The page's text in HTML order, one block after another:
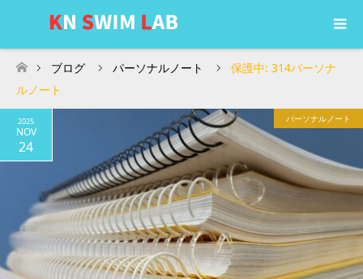
ホーム
ブログ パーソナルノート
保護中: 314パーソナ
ルノート
2025
NOV
24
パーソナルノート